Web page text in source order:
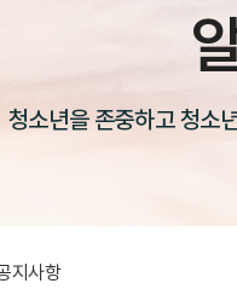
청소년을 존중하고 청소
지사항